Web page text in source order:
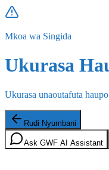
Mkoa wa Singida
Ukurasa
Ukurasa unaoutafuta
Rudi Nyumbani
Ask GWF AI Assistant